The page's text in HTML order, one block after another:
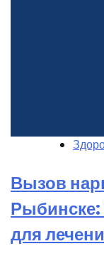
Вызов
Рыбинске:
для